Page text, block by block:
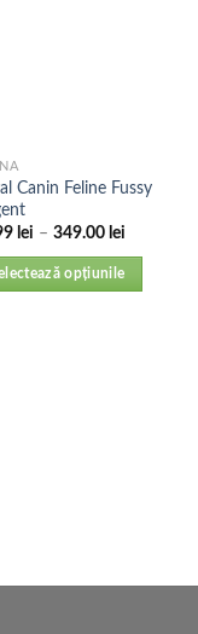
Canin Feline Fussy
lei – 349.00 lei
opțiunile